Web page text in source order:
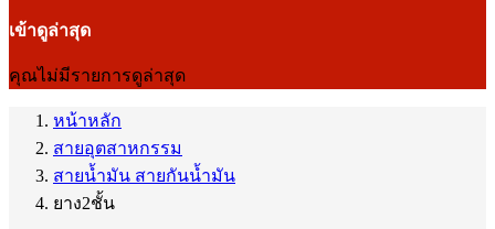
เข้าดูล่าสุด
คุณไม่มีรายการดูล่าสุด
หน้าหลัก
สายอุตสาหกรรม
สายน้ำมัน สายกันน้ำมัน
ยาง2ชั้น